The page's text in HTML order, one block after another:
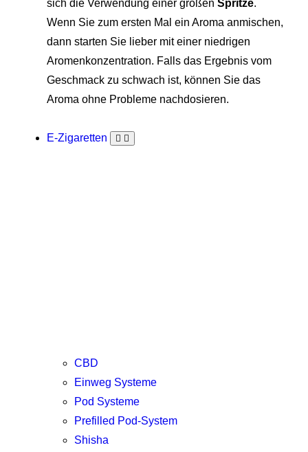
sich die Verwendung einer großen Spritze.
Wenn Sie zum ersten Mal ein Aroma anmischen,
dann starten Sie lieber mit einer niedrigen
Aromenkonzentration. Falls das Ergebnis vom
Geschmack zu schwach ist, können Sie das
Aroma ohne Probleme nachdosieren.
E-Zigaretten
CBD
Einweg Systeme
Pod Systeme
Prefilled Pod-System
Shisha